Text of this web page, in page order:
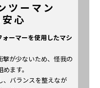
ツーマン
心
ォーマーを使用したマシ
が少ないため、怪我の
ます。
、バランスを整えなが